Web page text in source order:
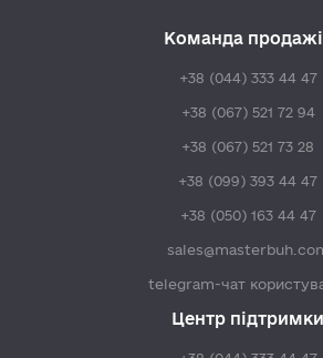
Команда
+38 (044) 333 44 47
+38 (067) 521 72 94
+38 (067) 521 73 28
+38 (099) 393 44 47
+38 (050) 163 44 47
telegram-чат
Центр підтримки